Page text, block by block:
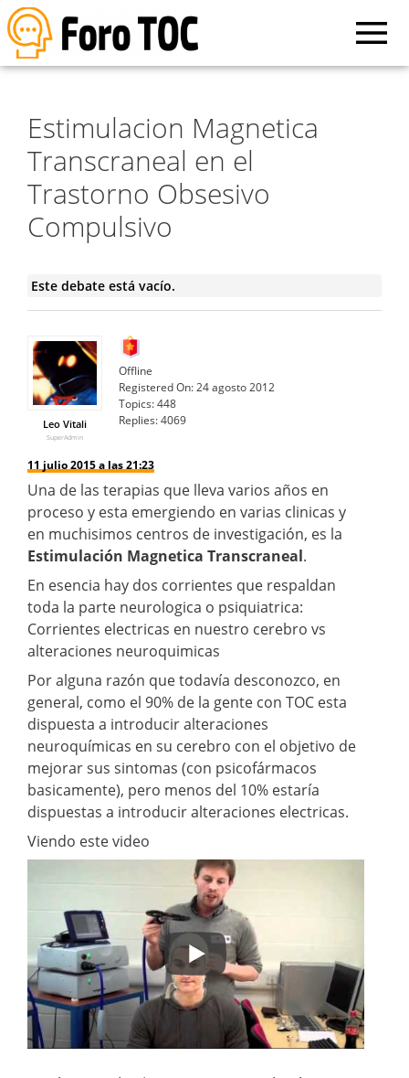
Estimulacion Magnetica
Transcraneal en el
Trastorno Obsesivo
Compulsivo
Este debate está vacío.
Leo Vitali
SuperAdmin
Offline
Registered On:24 agosto 2012
Topics:448
Replies:4069
11 julio 2015 a las 21:23
Una de las terapias que lleva varios años en
proceso y esta emergiendo en varias clinicas y
en muchisimos centros de investigación, es la
Estimulación Magnetica Transcraneal.
En esencia hay dos corrientes que respaldan
toda la parte neurologica o psiquiatrica:
Corrientes electricas en nuestro cerebro vs
alteraciones neuroquimicas
Por alguna razón que todavía desconozco, en
general, como el 90% de la gente con TOC esta
dispuesta a introducir alteraciones
neuroquímicas en su cerebro con el objetivo de
mejorar sus sintomas (con psicofármacos
basicamente), pero menos del 10% estaría
dispuestas a introducir alteraciones electricas.
Viendo este video